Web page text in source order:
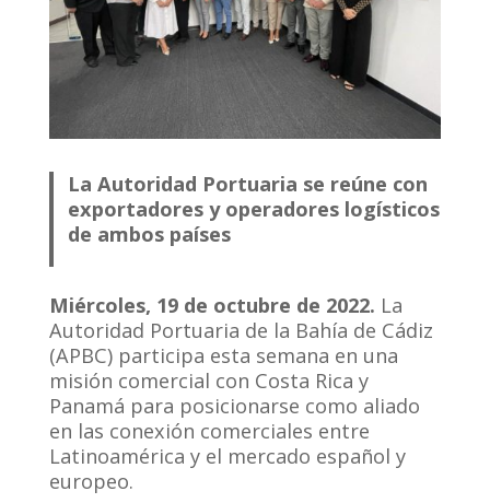
La Autoridad Portuaria se reúne con
exportadores y operadores logísticos
de ambos países
Miércoles, 19 de octubre de 2022. La
Autoridad Portuaria de la Bahía de Cádiz
(APBC) participa esta semana en una
misión comercial con Costa Rica y
Panamá para posicionarse como aliado
en las conexión comerciales entre
Latinoamérica y el mercado español y
europeo.